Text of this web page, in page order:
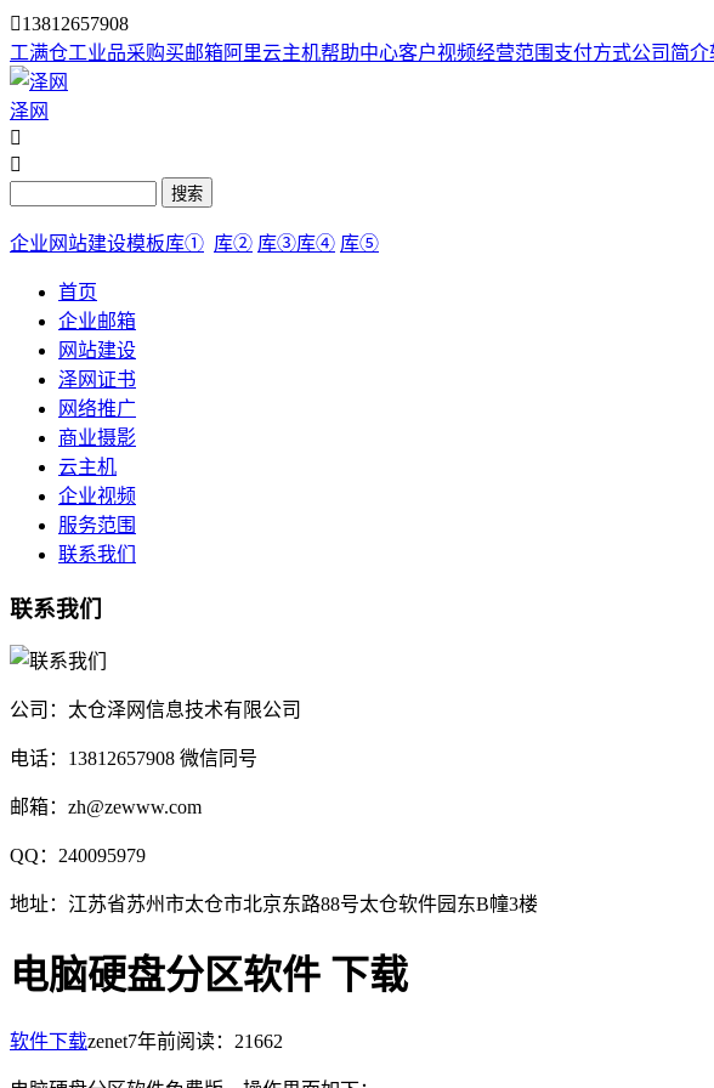
13812657908
工满仓工业品采购买邮箱阿里云主机帮助中心客户视频经营范围 支付方式公司简介
泽网


搜索
企业网站建设模板库① 库② 库③库④ 库⑤
首页
企业邮箱
网站建设
泽网证书
网络推广
商业摄影
云主机
企业视频
服务范围
联系我们
联系我们
公司：太仓泽网信息技术有限公司
电话：13812657908 微信同号
邮箱：zh@zewww.com
QQ：240095979
地址：江苏省苏州市太仓市北京东路88号太仓软件园东B幢3楼
电脑硬盘分区软件 下载
软件下载zenet7年前阅读：21662